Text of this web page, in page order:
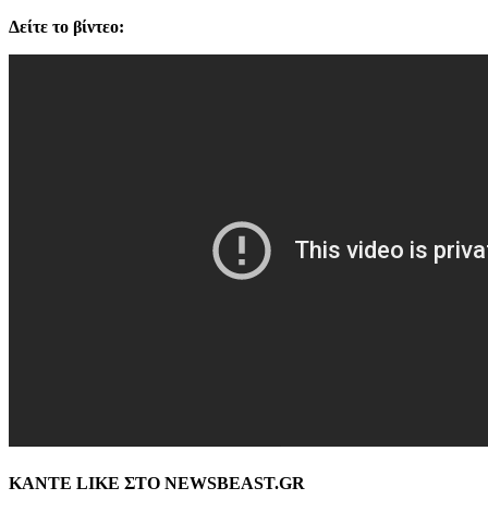
Δείτε το βίντεο:
ΚΑΝΤΕ LIKE ΣΤΟ NEWSBEAST.GR